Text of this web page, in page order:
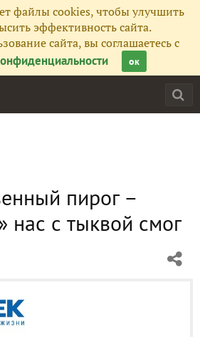
файлы cookies, чтобы улучшить
эффективность сайта.
сайта, вы соглашаетесь с
ок
пирог –
нас с тыквой смог